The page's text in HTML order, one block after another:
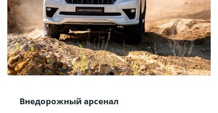
Внедорожный арсенал